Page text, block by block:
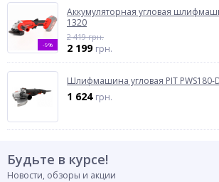
-9%
Аккумуляторная угловая
1320
2 419 грн.
2 199 грн.
Шлифмашина угловая PIT PWS180-
1 624 грн.
Будьте в курсе!
Новости, обзоры и акции